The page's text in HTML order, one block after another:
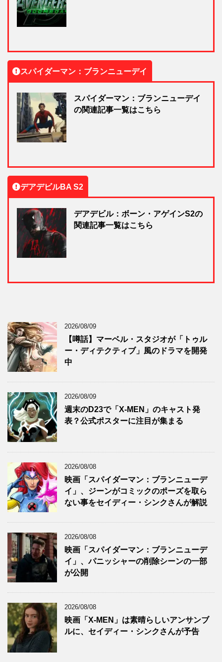
スパイダーマン：ブランニューデイ
スパイダーマン：ブランニューデイ
の関連記事一覧はこちら
デアデビルBA S2
デアデビル：ボーン・アゲインS2の
関連記事一覧はこちら
2026/08/09
【噂話】マーベル・スタジオが「トゥル
ー・ディテクティブ」風のドラマを開発
中
2026/08/09
週末のD23で「X-MEN」のキャスト発
表？公式ポスターに注目が集まる
2026/08/08
映画「スパイダーマン：ブランニューデ
イ」、ジーンがコミックのポーズを取ら
ない事をセイディー・シンクさんが解説
2026/08/08
映画「スパイダーマン：ブランニューデ
イ」、パニッシャーの削除シーンの一部
が公開
2026/08/08
映画「X-MEN」は素晴らしいアンサンブ
ルに、セイディー・シンクさんが予告